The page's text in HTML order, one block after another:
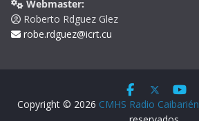
Webmaster:
Roberto Rdguez Glez
robe.rdguez@icrt.cu
Copyright © 2026 CMHS Radio Caibarién